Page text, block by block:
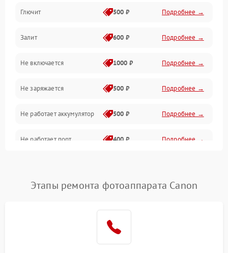
Матрица и оптика
Питание и питание цепей
Проблемы с картами памяти
Объективы
Программные сбои
Коммуникации и интерфейсы
Глючит 500 ₽ Подробнее →
Залит 600 ₽ Подробнее →
Не включается 1000 ₽ Подробнее →
Не заряжается 500 ₽ Подробнее →
Не работает аккумулятор 500 ₽ Подробнее →
Не работает порт 400 ₽ Подробнее →
Этапы ремонта фотоаппарата Canon